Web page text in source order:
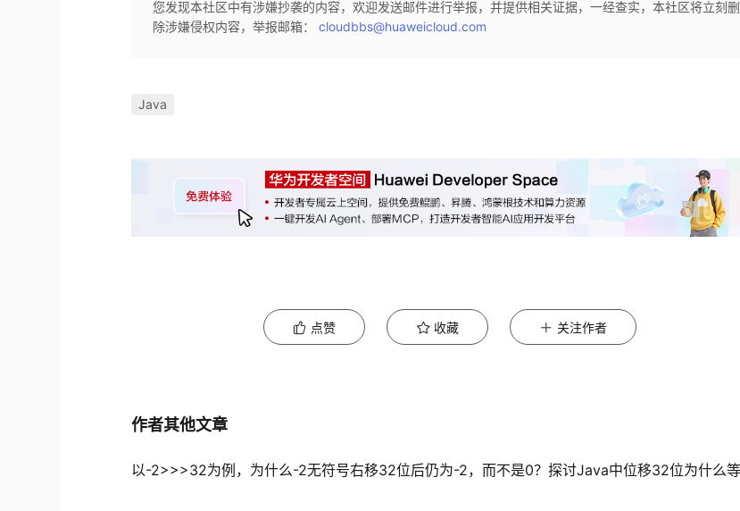
您发现本社区中有涉嫌抄袭的内容，欢迎发送邮件进行举报，并提供相关证据，一经查实，本社区将立刻删
除涉嫌侵权内容，举报邮箱：cloudbbs@huaweicloud.com
Java
点赞 收藏 关注作者
作者其他文章